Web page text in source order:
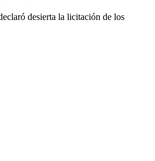
desierta la licitación de los